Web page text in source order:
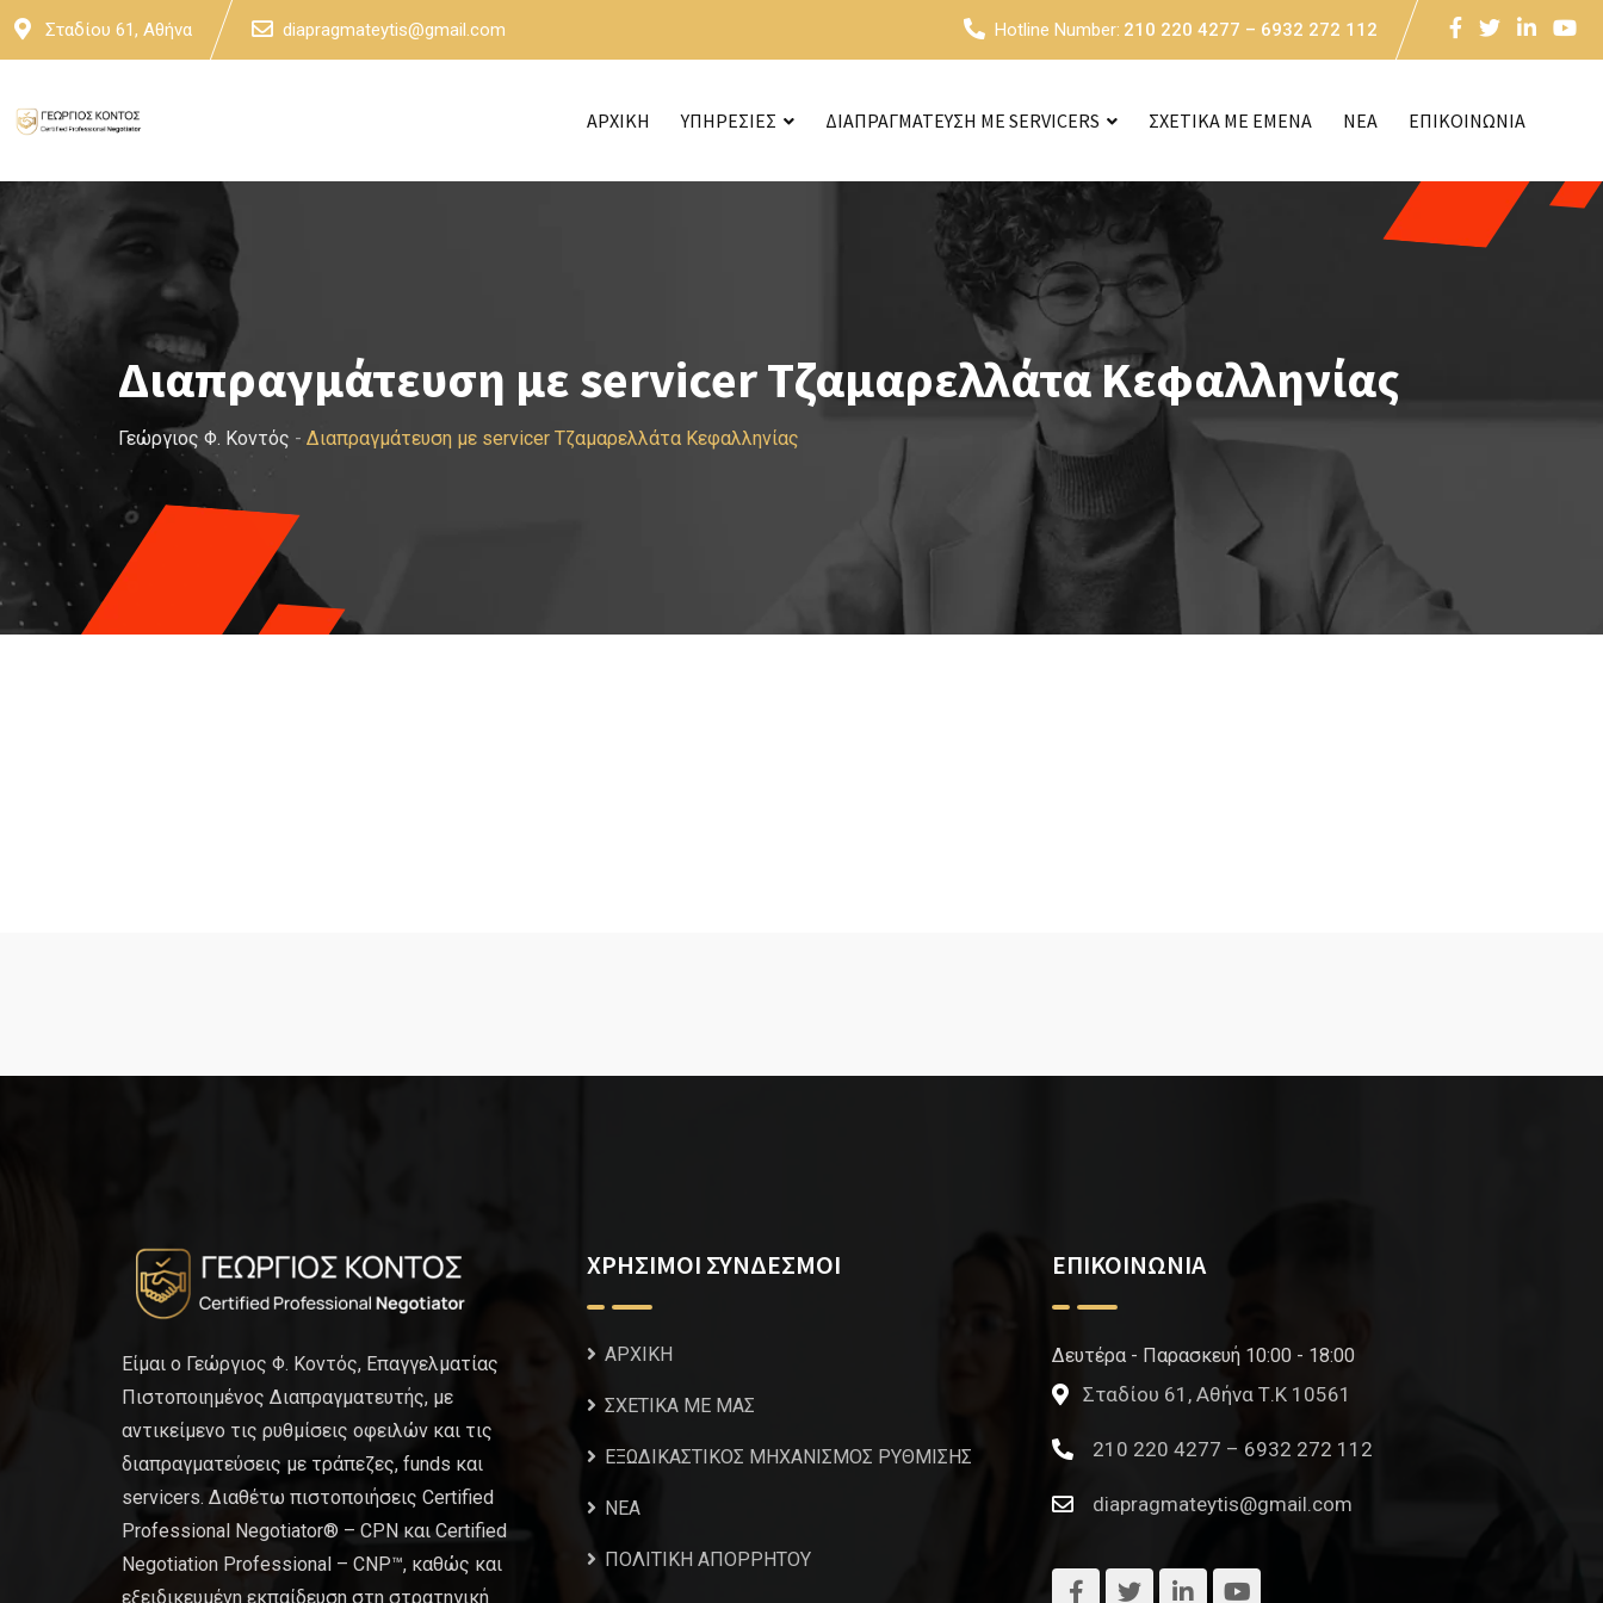
Skip
Σταδίου 61, Αθήνα diapragmateytis@gmail.com Hotline Number: 210 220 4277 – 6932 272 112
ΑΡΧΙΚΗ ΥΠΗΡΕΣΙΕΣ ΔΙΑΠΡΑΓΜΑΤΕΥΣΗ ΜΕ SERVICERS ΣΧΕΤΙΚΑ ΜΕ ΕΜΕΝΑ NEA ΕΠΙΚΟΙΝΩΝΙΑ
Διαπραγμάτευση με servicer Τζαμαρελλάτα Κεφαλληνίας
Γεώργιος Φ. Κοντός - Διαπραγμάτευση με servicer Τζαμαρελλάτα Κεφαλληνίας
Είμαι ο Γεώργιος Φ. Κοντός, Επαγγελματίας
Πιστοποιημένος Διαπραγματευτής, με
αντικείμενο τις ρυθμίσεις οφειλών και τις
διαπραγματεύσεις με τράπεζες, funds και
servicers. Διαθέτω πιστοποιήσεις Certified
Professional Negotiator® – CPN και Certified
Negotiation Professional – CNP™, καθώς και
εξειδικευμένη εκπαίδευση στη στρατηγική
ΧΡΗΣΙΜΟΙ ΣΥΝΔΕΣΜΟΙ
ΑΡΧΙΚΗ
ΣΧΕΤΙΚΑ ΜΕ ΜΑΣ
ΕΞΩΔΙΚΑΣΤΙΚΟΣ ΜΗΧΑΝΙΣΜΟΣ ΡΥΘΜΙΣΗΣ
NEA
ΠΟΛΙΤΙΚΗ ΑΠΟΡΡΗΤΟΥ
ΕΠΙΚΟΙΝΩΝΙΑ
Δευτέρα - Παρασκευή 10:00 - 18:00
Σταδίου 61, Αθήνα Τ.Κ 10561
210 220 4277 – 6932 272 112
diapragmateytis@gmail.com